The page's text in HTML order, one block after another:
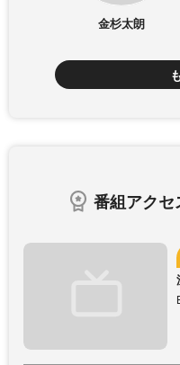
金杉太朗
番組アクセ